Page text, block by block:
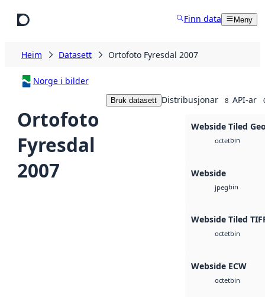
Finn data Meny
Heim Datasett Ortofoto Fyresdal 2007
Norge i bilder
Ortofoto
Fyresdal
2007
Bruk datasett Distribusjonar 8 API-ar
Webside Tiled
octetbin
Webside
jpegbin
Webside Tiled
octetbin
Webside ECW
octetbin